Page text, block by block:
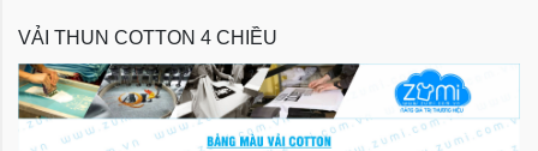
VẢI THUN COTTON 4 CHIỀU